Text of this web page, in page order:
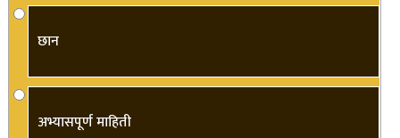
छान
अभ्यासपूर्ण माहिती